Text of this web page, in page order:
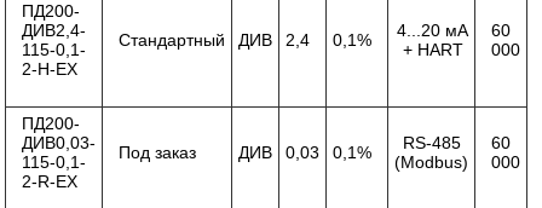
ПД200-
ДИВ2,4-
115-0,1-
2-Н-ЕХ
Стандартный ДИВ 2,4 0,1%
4...20 мА
+ HART
60
000
ПД200-
ДИВ0,03-
115-0,1-
2-R-ЕХ
Под заказ ДИВ 0,03 0,1%
RS-485
(Modbus)
60
000